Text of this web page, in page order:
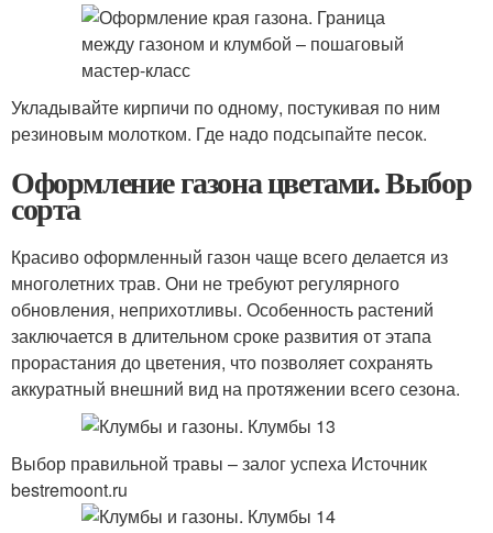
Укладывайте кирпичи по одному, постукивая по ним
резиновым молотком. Где надо подсыпайте песок.
Оформление газона цветами. Выбор
сорта
Красиво оформленный газон чаще всего делается из
многолетних трав. Они не требуют регулярного
обновления, неприхотливы. Особенность растений
заключается в длительном сроке развития от этапа
прорастания до цветения, что позволяет сохранять
аккуратный внешний вид на протяжении всего сезона.
Выбор правильной травы – залог успеха Источник
bestremoont.ru